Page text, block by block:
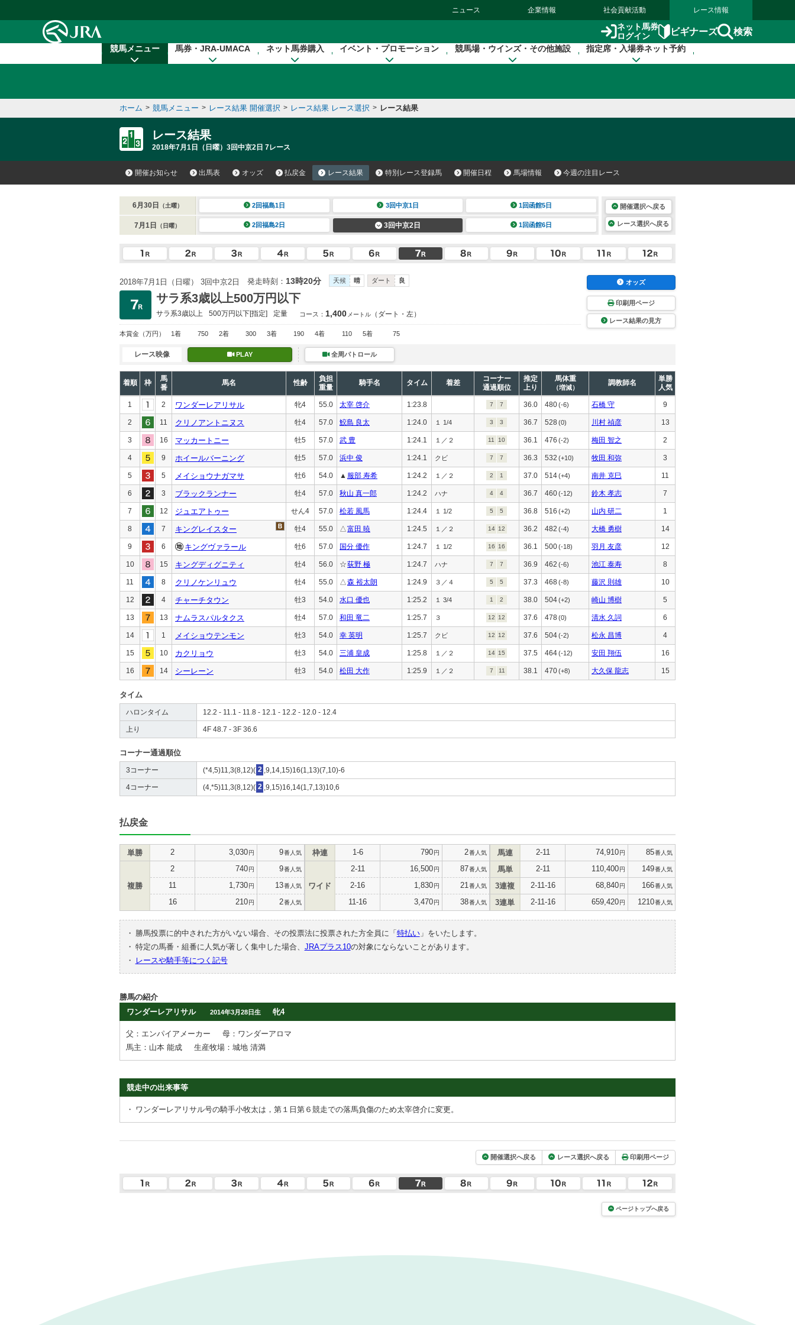
ニュース 企業情報 社会貢献活動 レース情報
ネット馬券
ログイン
ビギナーズ 検索
競馬メニュー 馬券・JRA-UMACA ネット馬券購入 イベント・プロモーション 競馬場・ウインズ・その他施設 指定席・入場券ネット予約
ホーム > 競馬メニュー > レース結果 開催選択 > レース結果 レース選択 > レース結果
レース結果
2018年7月1日（日曜）3回中京2日 7レース
開催お知らせ 出馬表 オッズ 払戻金 レース結果 特別レース登録馬 開催日程 馬場情報 今週の注目レース
6月30日 （土曜） 2回福島1日 3回中京1日 1回函館5日
7月1日 （日曜） 2回福島2日 3回中京2日 1回函館6日
開催選択へ戻る
レース選択へ戻る
2018年7月1日（日曜） 3回中京2日 発走時刻： 13時20分 天候 晴 ダート 良
サラ系3歳以上500万円以下
サラ系3歳以上 500万円以下[指定] 定量 コース： 1,400 メートル （ダート・左）
本賞金 （万円） 1着 750 2着 300 3着 190 4着 110 5着 75
オッズ
印刷用ページ
レース結果の見方
レース映像 PLAY 全周パトロール
着順 枠
馬
番
馬名 性齢
負担
重量
騎手名 タイム 着差
コーナー
通過順位
推定
上り
馬体重
（増減）
調教師名
単勝
人気
1 2 ワンダーレアリサル 牝4 55.0 太宰 啓介 1:23.8 7 7 36.0 480(-6) 石橋 守 9
2 11 クリノアントニヌス 牡4 57.0 鮫島 良太 1:24.0 １ 1/4 3 3 36.7 528 (0) 川村 禎彦 13
3 16 マッカートニー 牡5 57.0 武 豊 1:24.1 １／２ 11 10 36.1 476 (-2) 梅田 智之 2
4 9 ホイールバーニング 牡5 57.0 浜中 俊 1:24.1 クビ 7 7 36.3 532 (+10) 牧田 和弥 3
5 5 メイショウナガマサ 牡6 54.0 ▲ 服部 寿希 1:24.2 １／２ 2 1 37.0 514(+4) 南井 克巳 11
6 3 ブラックランナー 牡4 57.0 秋山 真一郎 1:24.2 ハナ 4 4 36.7 460(-12) 鈴木 孝志 7
7 12 ジュエアトゥー せん4 57.0 松若 風馬 1:24.4 １ 1/2 5 5 36.8 516 (+2) 山内 研二 1
8 7 キングレイスター 牡4 55.0 △富田 暁 1:24.5 １／２ 14 12 36.2 482 (-4) 大橋 勇樹 14
9 6 キングヴァラール 牡6 57.0 国分 優作 1:24.7 １ 1/2 16 16 36.1 500(-18) 羽月 友彦 12
10 15 キングディグニティ 牡4 56.0 ☆荻野 極 1:24.7 ハナ 7 7 36.9 462 (-6) 池江 泰寿 8
11 8 クリノケンリュウ 牡4 55.0 △森 裕太朗 1:24.9 ３／４ 5 5 37.3 468(-8) 藤沢 則雄 10
12 4 チャーチタウン 牡3 54.0 水口 優也 1:25.2 １ 3/4 1 2 38.0 504(+2) 崎山 博樹 5
13 13 ナムラスパルタクス 牡4 57.0 和田 竜二 1:25.7 ３ 12 12 37.6 478(0) 清水 久詞 6
14 1 メイショウテンモン 牡3 54.0 幸 英明 1:25.7 クビ 12 12 37.6 504(-2) 松永 昌博 4
15 10 カクリョウ 牡3 54.0 三浦 皇成 1:25.8 １／２ 14 15 37.5 464(-12) 安田 翔伍 16
16 14 シーレーン 牡3 54.0 松田 大作 1:25.9 １／２ 7 11 38.1 470(+8) 大久保 龍志 15
タイム
ハロンタイム 12.2 - 11.1 - 11.8 - 12.1 - 12.2 - 12.0 - 12.4
上り 4F 48.7 - 3F 36.6
コーナー通過順位
3コーナー (*4,5)11,3(8,12)( 2 ,9,14,15)16(1,13)(7,10)-6
4コーナー (4,*5)11,3(8,12)( 2 ,9,15)16,14(1,7,13)10,6
払戻金
単勝 2 3,030円 9番人気
複勝
2 740円 9番人気
11 1,730円 13番人気
16 210円 2番人気
枠連 1-6 790円 2番人気
ワイド
2-11 16,500円 87番人気
2-16 1,830円 21 番人気
11-16 3,470円 38番人気
馬連 2-11 74,910円 85番人気
馬単 2-11 110,400円 149番人気
3連複 2-11-16 68,840円 166番人気
3連単 2-11-16 659,420円 1210番人気
・ 勝馬投票に的中された方がいない場合、その投票法に投票された方全員に「 特払い」をいたします。
・ 特定の馬番・組番に人気が著しく集中した場合、 JRAプラス10の対象にならないことがあります。
・
レースや騎手等につく記号
勝馬の紹介
ワンダーレアリサル
2014年3月28日生 牝4
父：エンパイアメーカー
母：ワンダーアロマ
馬主：山本 能成
生産牧場：城地 清満
競走中の出来事等
・ ワンダーレアリサル号の騎手小牧太は，第１日第６競走での落馬負傷のため太宰啓介に変更。
開催選択へ戻る レース選択へ戻る 印刷用ページ
ページトップへ戻る